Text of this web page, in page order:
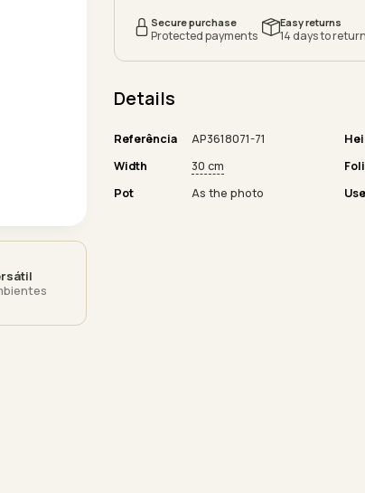
Secure purchase
Protected payments
Easy returns
14 days to return
Details
Referência AP3618071-71
Width
30 cm
Pot
As the photo Use